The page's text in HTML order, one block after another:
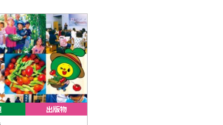
出版物